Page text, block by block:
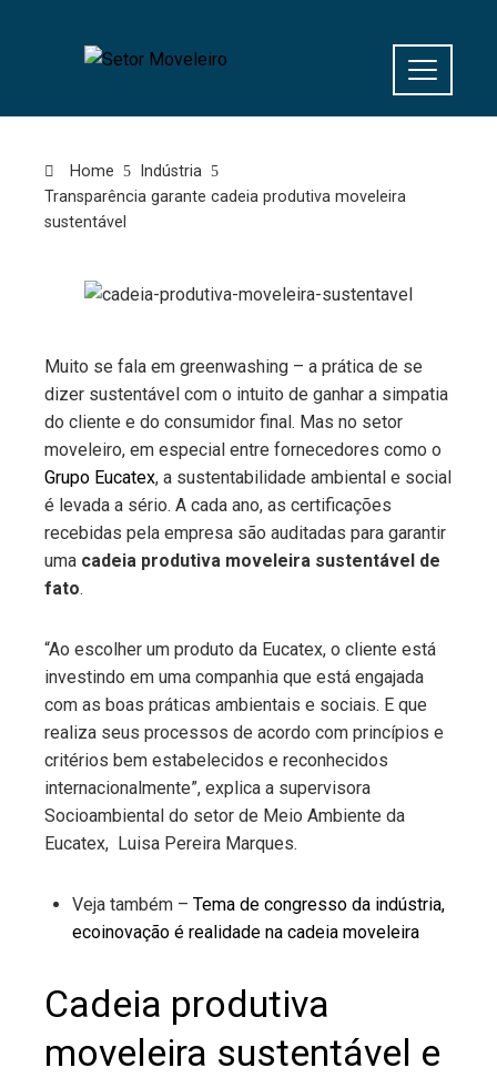
Home
Indústria
Transparência garante cadeia produtiva moveleira
sustentável
Muito se fala em greenwashing – a prática de se
dizer sustentável com o intuito de ganhar a simpatia
do cliente e do consumidor final. Mas no setor
moveleiro, em especial entre fornecedores como o
Grupo Eucatex, a sustentabilidade ambiental e social
é levada a sério. A cada ano, as certificações
recebidas pela empresa são auditadas para garantir
uma cadeia produtiva moveleira sustentável de
fato.
“Ao escolher um produto da Eucatex, o cliente está
investindo em uma companhia que está engajada
com as boas práticas ambientais e sociais. E que
realiza seus processos de acordo com princípios e
critérios bem estabelecidos e reconhecidos
internacionalmente”, explica a supervisora
Socioambiental do setor de Meio Ambiente da
Eucatex, Luisa Pereira Marques.
Veja também – Tema de congresso da indústria,
ecoinovação é realidade na cadeia moveleira
Cadeia produtiva
moveleira sustentável e